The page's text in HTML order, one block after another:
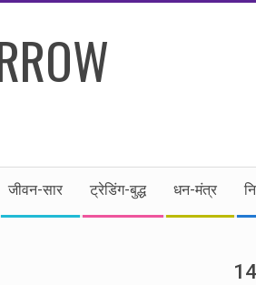
जीवन-सार ट्रेडिंग-बुद्ध धन-मंत्र